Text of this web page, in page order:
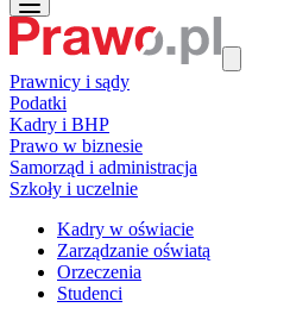
Prawnicy i sądy
Podatki
Kadry i BHP
Prawo w biznesie
Samorząd i administracja
Szkoły i uczelnie
Kadry w oświacie
Zarządzanie oświatą
Orzeczenia
Studenci